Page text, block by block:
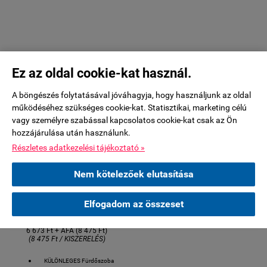
Ez az oldal cookie-kat használ.
A böngészés folytatásával jóváhagyja, hogy használjunk az oldal
működéséhez szükséges cookie-kat. Statisztikai, marketing célú
vagy személyre szabással kapcsolatos cookie-kat csak az Ön
hozzájárulása után használunk.
Részletes adatkezelési tájékoztató »
Nem kötelezőek elutasítása
Elfogadom az összeset
1 doboz - 38 db - 0,5 m2
BEMUTATÓTEREM: 1119
Élőben 11 ker Bp Csurgói út
6,5X20 Equipe COUNTRY WHITE
6 673 Ft + ÁFA (8 475 Ft)
(8 475 Ft / KISZERELÉS)
KÜLÖNLEGES Fürdőszoba